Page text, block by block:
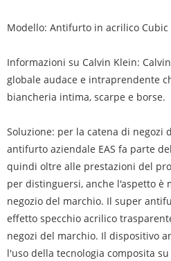
Modello: Antifurto in acrilico Cubic
Informazioni su Calvin Klein:
globale audace e intraprendente
biancheria intima, scarpe e borse.
Soluzione: per la catena di negozi
antifurto aziendale EAS fa parte
quindi oltre alle prestazioni del
per distinguersi, anche l'aspetto è
negozio del marchio. Il super
effetto specchio acrilico
negozi del marchio. Il dispositivo
l'uso della tecnologia composita